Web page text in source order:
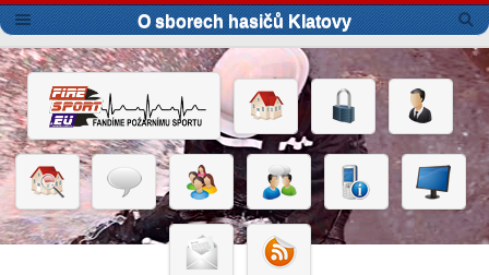
O sborech hasičů Klatovy